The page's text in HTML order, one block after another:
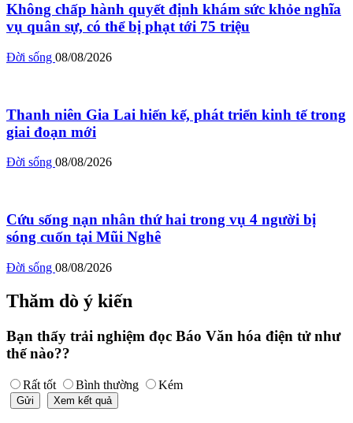
Không chấp hành quyết định khám sức khỏe nghĩa
vụ quân sự, có thể bị phạt tới 75 triệu
Đời sống 08/08/2026
Thanh niên Gia Lai hiến kế, phát triển kinh tế trong
giai đoạn mới
Đời sống 08/08/2026
Cứu sống nạn nhân thứ hai trong vụ 4 người bị
sóng cuốn tại Mũi Nghê
Đời sống 08/08/2026
Thăm dò ý kiến
Bạn thấy trải nghiệm đọc Báo Văn hóa điện tử như
thế nào??
Rất tốt Bình thường Kém
Gửi Xem kết quả